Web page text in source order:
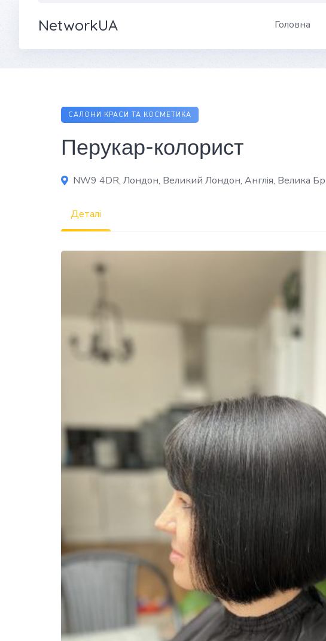
NetworkUA Головна
САЛОНИ КРАСИ ТА КОСМЕТИКА
Перукар-колорист
NW9 4DR, Лондон, Великий Лондон, Англія, Велика
Деталі